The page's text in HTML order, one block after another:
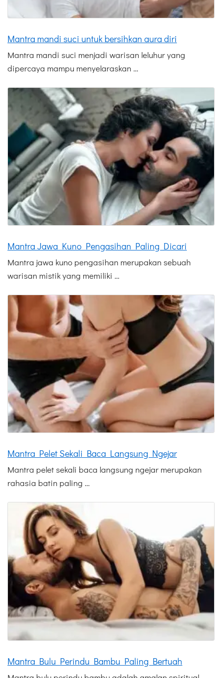
Mantra mandi suci untuk bersihkan aura diri
Mantra mandi suci menjadi warisan leluhur yang
dipercaya mampu menyelaraskan …
Mantra Jawa Kuno Pengasihan Paling Dicari
Mantra jawa kuno pengasihan merupakan sebuah
warisan mistik yang memiliki …
Mantra Pelet Sekali Baca Langsung Ngejar
Mantra pelet sekali baca langsung ngejar merupakan
rahasia batin paling …
Mantra Bulu Perindu Bambu Paling Bertuah